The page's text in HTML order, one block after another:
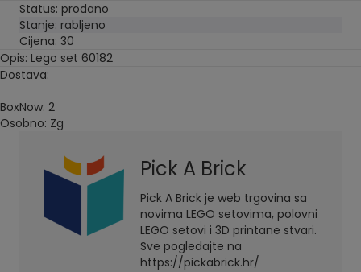
Status: prodano
Stanje: rabljeno
Cijena: 30
Opis: Lego set 60182
Dostava:
BoxNow: 2
Osobno: Zg
Pick A Brick
Pick A Brick je web trgovina sa
novima LEGO setovima, polovni
LEGO setovi i 3D printane stvari.
Sve pogledajte na
https://pickabrick.hr/